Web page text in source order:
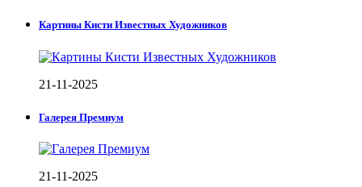
Картины Кисти Известных Художников
21-11-2025
Галерея Премиум
21-11-2025